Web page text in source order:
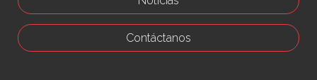
Contáctanos